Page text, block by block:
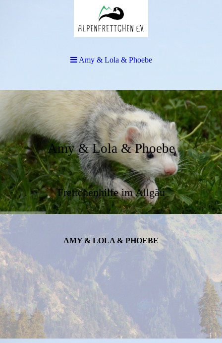
Amy & Lola & Phoebe
Frettchenhilfe im Allgäu
AMY & LOLA & PHOEBE
Amy & Lola & Phoebe